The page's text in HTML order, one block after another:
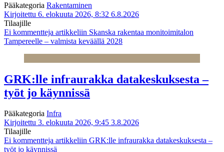
Pääkategoria Rakentaminen
Kirjoitettu 6. elokuuta 2026, 8:32 6.8.2026
Tilaajille
Ei kommentteja artikkeliin Skanska rakentaa monitoimitalon
Tampereelle – valmista keväällä 2028
GRK:lle infraurakka datakeskuksesta –
työt jo käynnissä
Pääkategoria Infra
Kirjoitettu 3. elokuuta 2026, 9:45 3.8.2026
Tilaajille
Ei kommentteja artikkeliin GRK:lle infraurakka datakeskuksesta –
työt jo käynnissä